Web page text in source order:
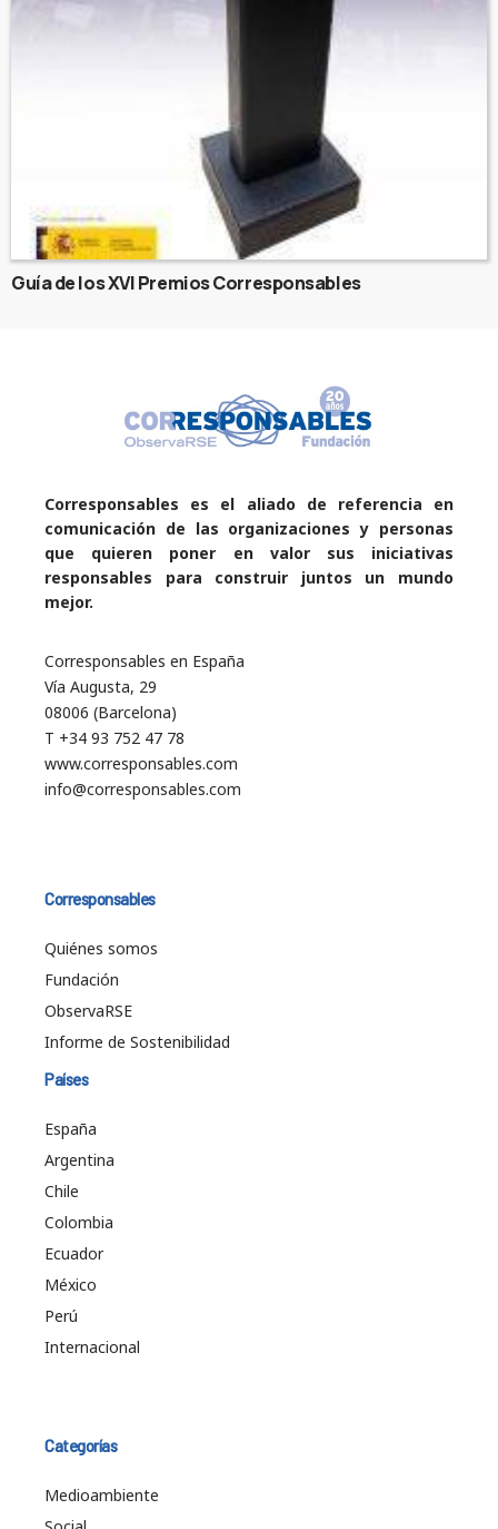
Guía de los XVI Premios Corresponsables
Corresponsables es el aliado de referencia en
comunicación de las organizaciones y personas
que quieren poner en valor sus iniciativas
responsables para construir juntos un mundo
mejor.
Corresponsables en España
Vía Augusta, 29
08006 (Barcelona)
T +34 93 752 47 78
www.corresponsables.com
info@corresponsables.com
Corresponsables
Quiénes somos
Fundación
ObservaRSE
Informe de Sostenibilidad
Países
España
Argentina
Chile
Colombia
Ecuador
México
Perú
Internacional
Categorías
Medioambiente